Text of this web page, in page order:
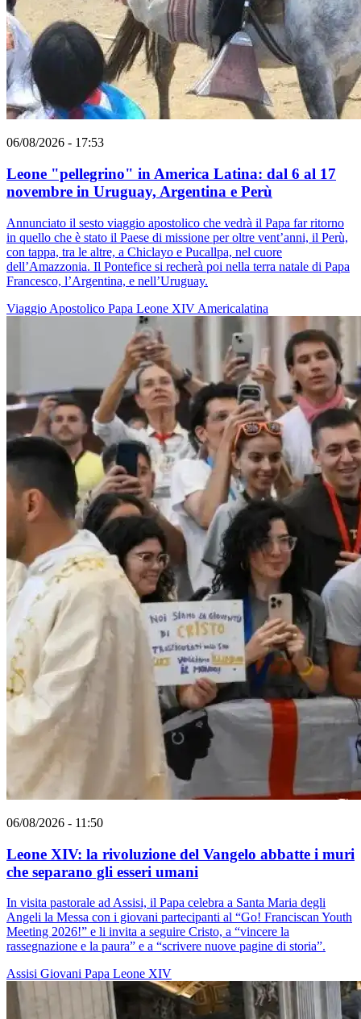
06/08/2026 - 17:53
Leone "pellegrino" in America Latina: dal 6 al 17
novembre in Uruguay, Argentina e Perù
Annunciato il sesto viaggio apostolico che vedrà il Papa far ritorno
in quello che è stato il Paese di missione per oltre vent’anni, il Perù,
con tappa, tra le altre, a Chiclayo e Pucallpa, nel cuore
dell’Amazzonia. Il Pontefice si recherà poi nella terra natale di Papa
Francesco, l’Argentina, e nell’Uruguay.
Viaggio Apostolico Papa Leone XIV Americalatina
06/08/2026 - 11:50
Leone XIV: la rivoluzione del Vangelo abbatte i muri
che separano gli esseri umani
In visita pastorale ad Assisi, il Papa celebra a Santa Maria degli
Angeli la Messa con i giovani partecipanti al “Go! Franciscan Youth
Meeting 2026!” e li invita a seguire Cristo, a “vincere la
rassegnazione e la paura” e a “scrivere nuove pagine di storia”.
Assisi Giovani Papa Leone XIV